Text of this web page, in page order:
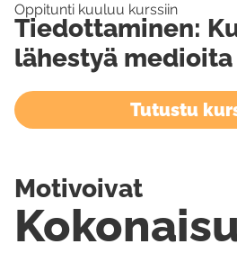
Oppitunti kuuluu kurssiin
Tiedottaminen:
lähestyä medioita
Tutustu
Motivoivat